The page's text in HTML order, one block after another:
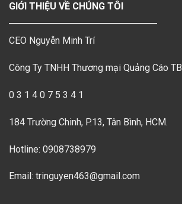
GIỚI THIỆU VỀ CHÚNG TÔI
CEO Nguyễn Minh Trí
Công Ty TNHH Thương mại Quảng Cáo TB
0 3 1 4 0 7 5 3 4 1
184 Trường Chinh, P.13, Tân Bình, HCM.
Hotline: 0908738979
Email: tringuyen463@gmail.com